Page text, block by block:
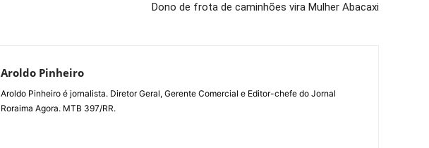
Dono de frota de caminhões vira Mulher Abacaxi
Aroldo Pinheiro
Aroldo Pinheiro é jornalista. Diretor Geral, Gerente Comercial e Editor-chefe do Jornal
Roraima Agora. MTB 397/RR.